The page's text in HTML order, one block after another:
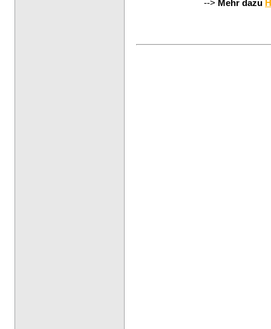
--> Mehr dazu